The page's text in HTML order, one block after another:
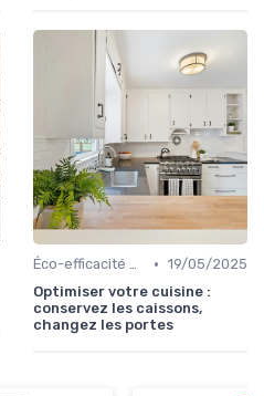
Éco-efficacité et Consommation Énergétique • 19/05/2025
Optimiser votre cuisine :
conservez les caissons,
changez les portes